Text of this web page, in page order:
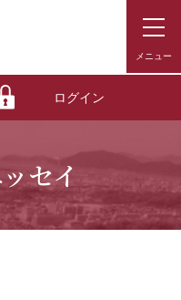
ログイン
セイ